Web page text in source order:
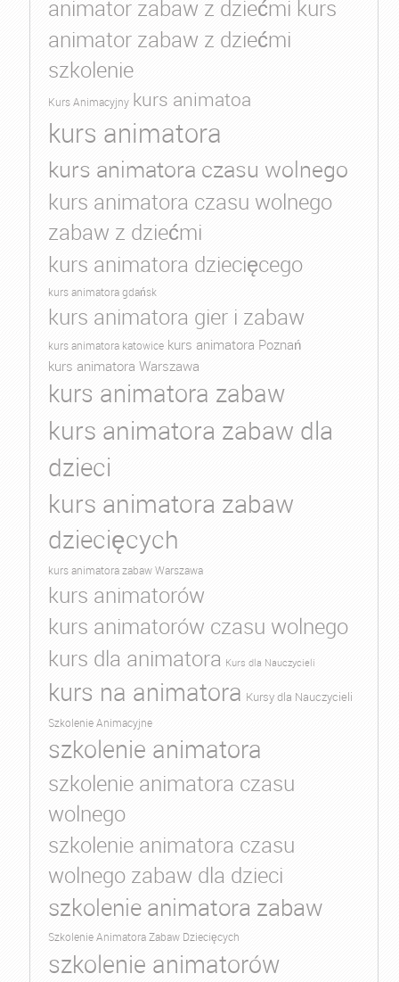
animator zabaw z dziećmi kurs
animator zabaw z dziećmi
szkolenie
Kurs Animacyjny kurs animatoa
kurs animatora
kurs animatora czasu wolnego
kurs animatora czasu wolnego
zabaw z dziećmi
kurs animatora dziecięcego
kurs animatora gdańsk
kurs animatora gier i zabaw
kurs animatora katowice kurs animatora Poznań
kurs animatora Warszawa
kurs animatora zabaw
kurs animatora zabaw dla
dzieci
kurs animatora zabaw
dziecięcych
kurs animatora zabaw Warszawa
kurs animatorów
kurs animatorów czasu wolnego
kurs dla animatora Kurs dla Nauczycieli
kurs na animatora Kursy dla Nauczycieli
Szkolenie Animacyjne
szkolenie animatora
szkolenie animatora czasu
wolnego
szkolenie animatora czasu
wolnego zabaw dla dzieci
szkolenie animatora zabaw
Szkolenie Animatora Zabaw Dziecięcych
szkolenie animatorów